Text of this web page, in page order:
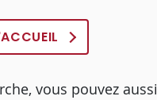
vous pouvez aussi